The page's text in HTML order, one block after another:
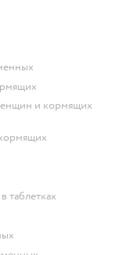
таблетках